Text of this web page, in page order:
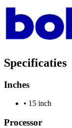
Specificaties
Inches
• 15 inch
Processor